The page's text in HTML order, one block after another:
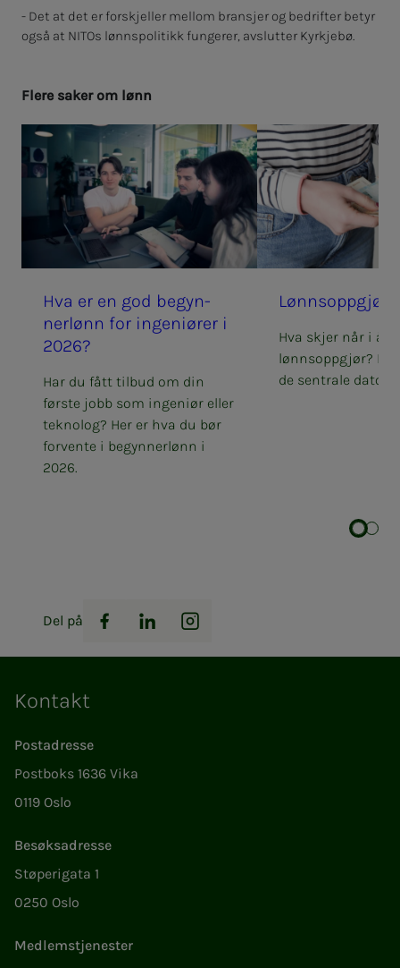
- Det at det er forskjeller mellom bransjer og bedrifter betyr
også at NITOs lønnspolitikk fungerer, avslutter Kyrkjebø.
Fle­­­re sa­­­ker om lønn
Hva er en god be­­­gyn­­­
ner­­­lønn for in­­­ge­­­ni­ø­­­rer i
2026?
Har du fått tilbud om din
første jobb som ingeniør eller
teknolog? Her er hva du bør
forvente i begynnerlønn i
2026.
Hva skjer når i
lønnsoppgjør?
de sentrale
Del på
Facebook
LinkedInInstagram
Kontakt
Postadresse
Postboks 1636 Vika
0119 Oslo
Besøksadresse
Støperigata 1
0250 Oslo
Medlemstjenester